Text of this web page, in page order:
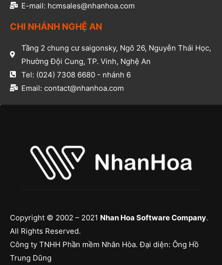
E-mail: hcmsales@nhanhoa.com​
CHI NHÁNH NGHỆ AN​
Tầng 2 chung cư saigonsky, Ngõ 26, Nguyễn Thái Học,
Phường Đội Cung, TP. Vinh, Nghệ An​
Tel: (024) 7308 6680 - nhánh 6​
Email: contact@nhanhoa.com​
Copyright © 2002 – 2021 Nhan Hoa Software Company.
All Rights Reserved.
Công ty TNHH Phần mềm Nhân Hòa. Đại diện: Ông Hồ
Trung Dũng